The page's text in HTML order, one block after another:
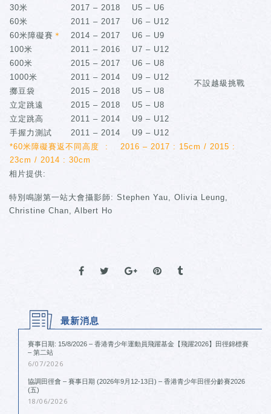
不設越級挑戰
30米
2017 – 2018
U5 – U6
60米
2011 – 2017
U6 – U12
60米障礙賽 ＊ 2014 – 2017
U6 – U9
100米
2011 – 2016
U7 – U12
600米
2015 – 2017
U6 – U8
1000米
2011 – 2014
U9 – U12
擲豆袋
2015 – 2018
U5 – U8
立定跳遠
2015 – 2018
U5 – U8
立定跳高
2011 – 2014
U9 – U12
手握力測試
2011 – 2014
U9 – U12
*60米障礙賽返不同高度 : 2016 – 2017 : 15cm / 2015 :
23cm / 2014 : 30cm
相片提供:
特別鳴謝第一站大會攝影師: Stephen Yau, Olivia Leung,
Christine Chan, Albert Ho
最新消息
賽事日期: 15/8/2026 – 香港青少年運動員飛躍基金【飛躍2026】田徑錦標賽
– 第二站
6/07/2026
協調田徑會 – 賽事日期 (2026年9月12-13日) – 香港青少年田徑分齡賽2026
(五)
18/06/2026